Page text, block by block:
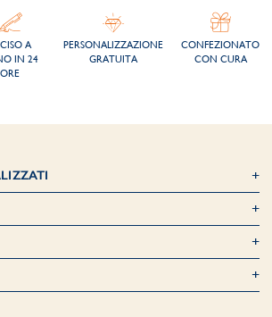
A
IN 24
ORE
PERSONALIZZAZIONE
GRATUITA
CONFEZIONATO
CON CURA